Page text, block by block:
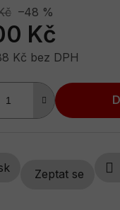
–48 %
Kč
Kč bez DPH
Zeptat se